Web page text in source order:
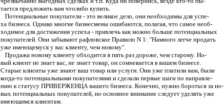
тается предложить вам чтолибо купить.
Потенциальные покупатели - это великое дело, они необходимы для успе-
ха бизнеса. Однако многие бизнесмены ошибаются, полагая, что самое необ-
ходимое для достижения успеха - привлечь как можно больше потенциальных
покупателей. Они забывают рафловское Правило N 1: "Намного легче продать
уже имеющемуся у вас клиенту, чем новому".
Продажа новому клиенту обходится в пять раз дороже, чем старому. Но-
вый клиент не знает вас, не знает товар, он сомневается в вашем бизнесе.
Старые клиенты уже знают ваш товар или услуги. Они уже платили вам, были
когда-то потенциальными покупателями и сделали первые шаги по направле-
нию к статусу ПРИВЕРЖЕНЦА вашего бизнеса. Конечно, нужно бороться за но-
вых потенциальных покупателей, но основное внимание следует уделять уже
имеющимся клиентам.